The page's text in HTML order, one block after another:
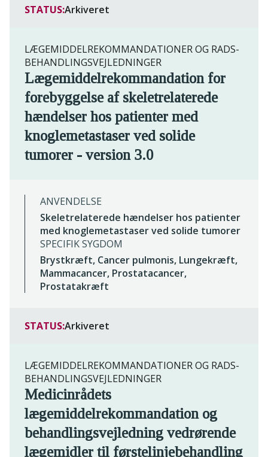
STATUS:Arkiveret
LÆGEMIDDELREKOMMANDATIONER OG RADS-
BEHANDLINGSVEJLEDNINGER
Lægemiddelrekommandation for
forebyggelse af skeletrelaterede
hændelser hos patienter med
knoglemetastaser ved solide
tumorer - version 3.0
ANVENDELSE
Skeletrelaterede hændelser hos patienter
med knoglemetastaser ved solide tumorer
SPECIFIK SYGDOM
Brystkræft, Cancer pulmonis, Lungekræft,
Mammacancer, Prostatacancer,
Prostatakræft
STATUS:Arkiveret
LÆGEMIDDELREKOMMANDATIONER OG RADS-
BEHANDLINGSVEJLEDNINGER
Medicinrådets
lægemiddelrekommandation og
behandlingsvejledning vedrørende
lægemidler til førstelinjebehandling